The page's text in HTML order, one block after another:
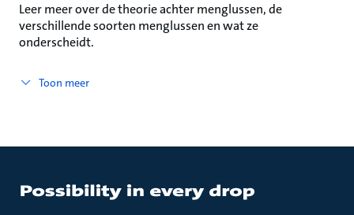
Leer meer over de theorie achter menglussen, de
verschillende soorten menglussen en wat ze
onderscheidt.
Toon meer